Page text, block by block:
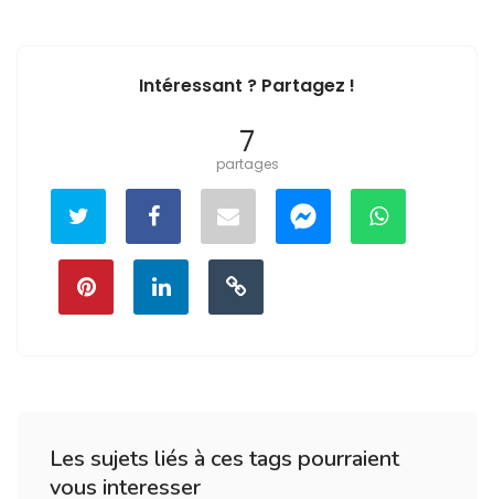
Intéressant ? Partagez !
7
partages
Les sujets liés à ces tags pourraient
vous interesser